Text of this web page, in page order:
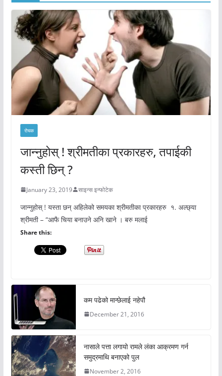
रोचक
जान्नुहोस् ! श्रीमतीका प्रकारहरु, तपाईकी
कस्ती छिन् ?
January 23, 2019 साइन्स इन्फोटेक
जान्नुहोस् ! यस्ता छन् अहिलेको समयका श्रीमतीका प्रकारहरु १. अल्छ्या
श्रीमती – “आफै चिया बनाउने अनि खाने । बरु मलाई
Share this:
कम पढेको मान्छेलाई नहेपौ
December 21, 2016
नासाले पत्ता लगायो रामले लंका आक्रमण गर्न
समुद्रमाथि बनाएको पुल
November 2, 2016